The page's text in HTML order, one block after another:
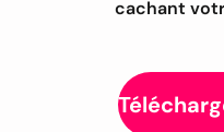
cachant